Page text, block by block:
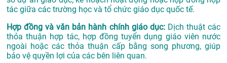
tác giữa các trường học và tổ chức giáo dục quốc tế.
Hợp đồng và văn bản hành chính giáo dục: Dịch thuật các
thỏa thuận hợp tác, hợp đồng tuyển dụng giáo viên nước
ngoài hoặc các thỏa thuận cấp bằng song phương, giúp
bảo vệ quyền lợi của các bên liên quan.